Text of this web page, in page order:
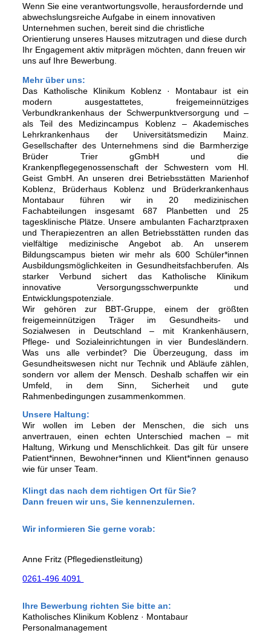
Wenn Sie eine verantwortungsvolle, herausfordernde und
abwechslungsreiche Aufgabe in einem innovativen
Unternehmen suchen, bereit sind die christliche
Orientierung unseres Hauses mitzutragen und diese durch
Ihr Engagement aktiv mitprägen möchten, dann freuen wir
uns auf Ihre Bewerbung.
Mehr über uns:
Das Katholische Klinikum Koblenz · Montabaur ist ein
modern ausgestattetes, freigemeinnütziges
Verbundkrankenhaus der Schwerpunktversorgung und –
als Teil des Medizincampus Koblenz – Akademisches
Lehrkrankenhaus der Universitätsmedizin Mainz.
Gesellschafter des Unternehmens sind die Barmherzige
Brüder Trier gGmbH und die
Krankenpflegegenossenschaft der Schwestern vom Hl.
Geist GmbH. An unseren drei Betriebsstätten Marienhof
Koblenz, Brüderhaus Koblenz und Brüderkrankenhaus
Montabaur führen wir in 20 medizinischen
Fachabteilungen insgesamt 687 Planbetten und 25
tagesklinische Plätze. Unsere ambulanten Facharztpraxen
und Therapiezentren an allen Betriebsstätten runden das
vielfältige medizinische Angebot ab. An unserem
Bildungscampus bieten wir mehr als 600 Schüler*innen
Ausbildungsmöglichkeiten in Gesundheitsfachberufen. Als
starker Verbund sichert das Katholische Klinikum
innovative Versorgungsschwerpunkte und
Entwicklungspotenziale.
Wir gehören zur BBT-Gruppe, einem der größten
freigemeinnützigen Träger im Gesundheits- und
Sozialwesen in Deutschland – mit Krankenhäusern,
Pflege- und Sozialeinrichtungen in vier Bundesländern.
Was uns alle verbindet? Die Überzeugung, dass im
Gesundheitswesen nicht nur Technik und Abläufe zählen,
sondern vor allem der Mensch. Deshalb schaffen wir ein
Umfeld, in dem Sinn, Sicherheit und gute
Rahmenbedingungen zusammenkommen.
Unsere Haltung:
Wir wollen im Leben der Menschen, die sich uns
anvertrauen, einen echten Unterschied machen – mit
Haltung, Wirkung und Menschlichkeit. Das gilt für unsere
Patient*innen, Bewohner*innen und Klient*innen genauso
wie für unser Team.
Klingt das nach dem richtigen Ort für Sie?
Dann freuen wir uns, Sie kennenzulernen.
Wir informieren Sie gerne vorab:
Anne Fritz (Pflegedienstleitung)
0261-496 4091
Ihre Bewerbung richten Sie bitte an:
Katholisches Klinikum Koblenz · Montabaur
Personalmanagement